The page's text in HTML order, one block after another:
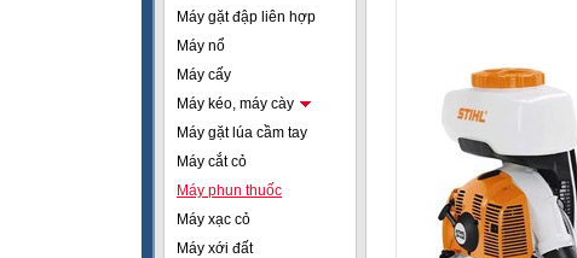
Máy gặt đập liên hợp
Máy nổ
Máy cấy
Máy kéo, máy cày
Máy gặt lúa cầm tay
Máy cắt cỏ
Máy phun thuốc
Máy xạc cỏ
Máy xới đất